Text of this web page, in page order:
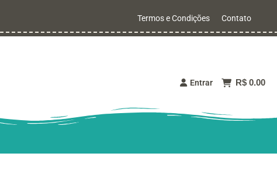
Termos e Condições Contato
Entrar R$ 0.00